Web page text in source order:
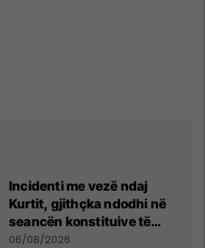
Incidenti me vezë ndaj
Kurtit, gjithçka ndodhi në
seancën konstituive të
Kuvendit
06/08/2026